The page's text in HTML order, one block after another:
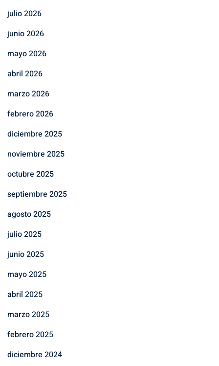
julio 2026
junio 2026
mayo 2026
abril 2026
marzo 2026
febrero 2026
diciembre 2025
noviembre 2025
octubre 2025
septiembre 2025
agosto 2025
julio 2025
junio 2025
mayo 2025
abril 2025
marzo 2025
febrero 2025
diciembre 2024